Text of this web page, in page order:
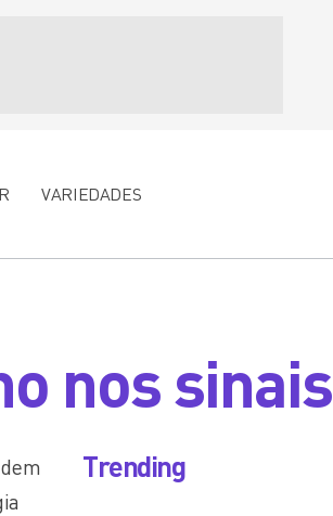
VARIEDADES
nos sinais
Trending